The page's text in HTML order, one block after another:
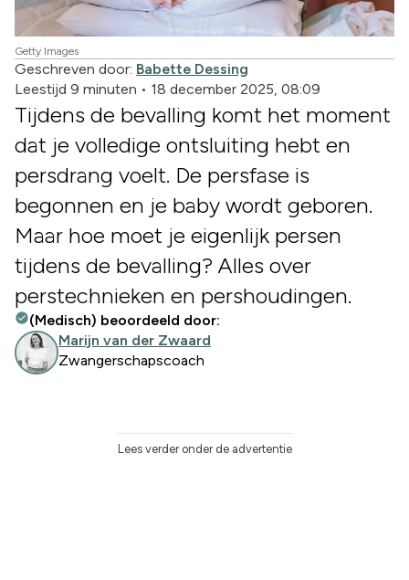
Getty Images
Geschreven door: Babette Dessing
Leestijd 9 minuten • 18 december 2025, 08:09
Tijdens de bevalling komt het moment
dat je volledige ontsluiting hebt en
persdrang voelt. De persfase is
begonnen en je baby wordt geboren.
Maar hoe moet je eigenlijk persen
tijdens de bevalling? Alles over
perstechnieken en pershoudingen.
(Medisch) beoordeeld door:
Marijn van der Zwaard
Zwangerschapscoach
Lees verder onder de advertentie